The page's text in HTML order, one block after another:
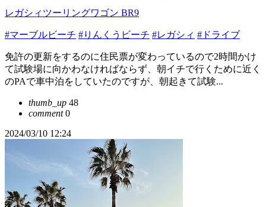
レガシィツーリングワゴン BR9
#マーブルビーチ #りんくうビーチ #レガシィ #ドライブ
免許の更新をするのに住民票が変わっているので2時間かけ
て試験場に向かわなければならず、朝イチで行くために近く
のPAで車中泊をしていたのですが、朝起きて試験...
thumb_up 48
comment0
2024/03/10 12:24